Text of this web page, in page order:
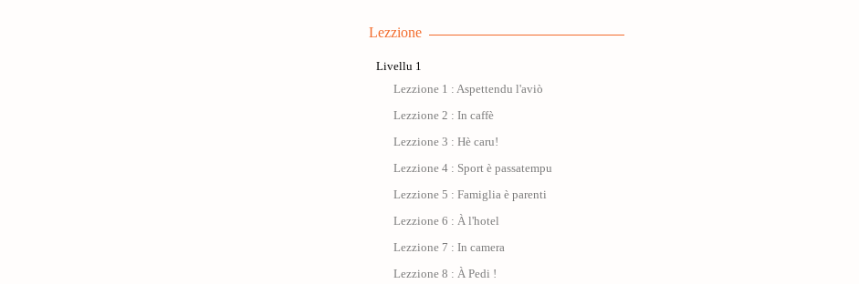
Lezzione
Livellu 1
Lezzione 1 : Aspettendu l'aviò
Lezzione 2 : In caffè
Lezzione 3 : Hè caru!
Lezzione 4 : Sport è passatempu
Lezzione 5 : Famiglia è parenti
Lezzione 6 : À l'hotel
Lezzione 7 : In camera
Lezzione 8 : À Pedi !